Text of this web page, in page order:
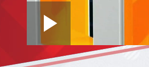
Play
Video